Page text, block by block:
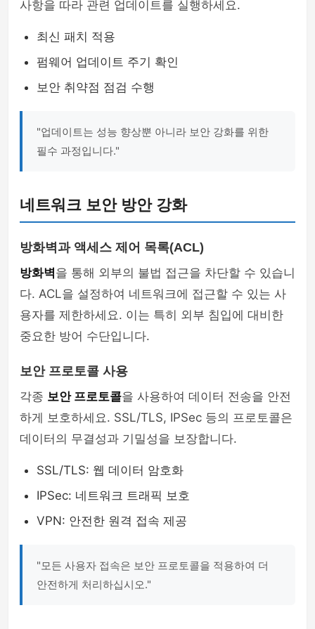
사항을 따라 관련 업데이트를 실행하세요.
최신 패치 적용
펌웨어 업데이트 주기 확인
보안 취약점 점검 수행
"업데이트는 성능 향상뿐 아니라 보안 강화를 위한
필수 과정입니다."
네트워크 보안 방안 강화
방화벽과 액세스 제어 목록(ACL)
방화벽을 통해 외부의 불법 접근을 차단할 수 있습니
다. ACL을 설정하여 네트워크에 접근할 수 있는 사
용자를 제한하세요. 이는 특히 외부 침입에 대비한
중요한 방어 수단입니다.
보안 프로토콜 사용
각종 보안 프로토콜을 사용하여 데이터 전송을 안전
하게 보호하세요. SSL/TLS, IPSec 등의 프로토콜은
데이터의 무결성과 기밀성을 보장합니다.
SSL/TLS: 웹 데이터 암호화
IPSec: 네트워크 트래픽 보호
VPN: 안전한 원격 접속 제공
"모든 사용자 접속은 보안 프로토콜을 적용하여 더
안전하게 처리하십시오."